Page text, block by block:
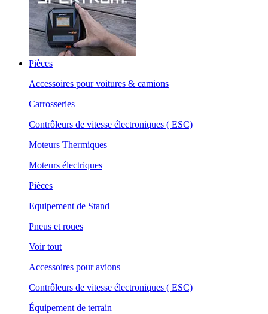
Pièces
Accessoires pour voitures & camions
Carrosseries
Contrôleurs de vitesse électroniques ( ESC)
Moteurs Thermiques
Moteurs électriques
Pièces
Equipement de Stand
Pneus et roues
Voir tout
Accessoires pour avions
Contrôleurs de vitesse électroniques ( ESC)
Équipement de terrain